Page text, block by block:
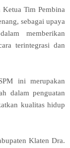
Ketua Tim Pembina
sebagai upaya
memberikan
terintegrasi dan
ini merupakan
dalam penguatan
kualitas hidup
Klaten Dra.